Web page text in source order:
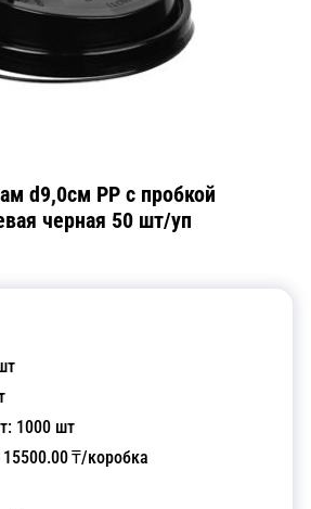
d9,0см PP с пробкой
черная 50 шт/уп
1000 шт
15500.00₸/коробка